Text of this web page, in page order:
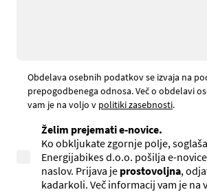
Obdelava osebnih podatkov se izvaja na
prepogodbenega odnosa. Več o obdelavi
vam je na voljo v politiki zasebnosti.
Želim prejemati e-novice.
Ko obkljukate zgornje polje,
Energijabikes d.o.o. pošilja e-
naslov. Prijava je prostovoljna,
kadarkoli. Več informacij vam je na